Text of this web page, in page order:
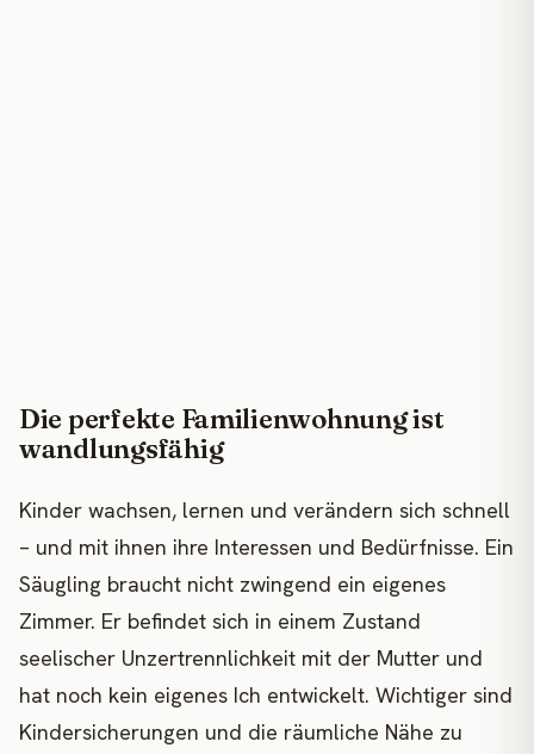
Die perfekte Familienwohnung ist
wandlungsfähig
Kinder wachsen, lernen und verändern sich schnell
– und mit ihnen ihre Interessen und Bedürfnisse. Ein
Säugling braucht nicht zwingend ein eigenes
Zimmer. Er befindet sich in einem Zustand
seelischer Unzertrennlichkeit mit der Mutter und
hat noch kein eigenes Ich entwickelt. Wichtiger sind
Kindersicherungen und die räumliche Nähe zu